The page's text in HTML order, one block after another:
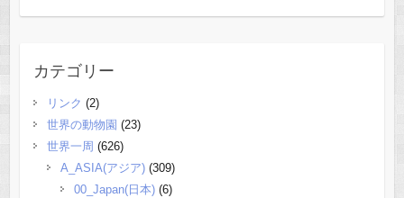
カテゴリー
リンク (2)
世界の動物園 (23)
世界一周 (626)
A_ASIA(アジア)(309)
00_Japan(日本)(6)